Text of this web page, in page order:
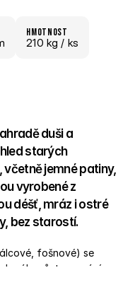
hmotnost
210 kg / ks
duši a
starých
jemné patiny,
vyrobené z
déšť, mráz i ostré
bez starostí.
fošnové) se
záhonů, tvarování